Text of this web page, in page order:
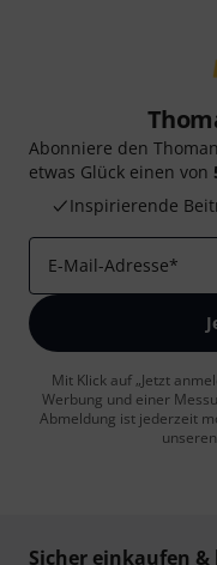
Abonniere den
etwas Glück einen von
Inspirierende
E-Mail-Adresse*
Mit Klick auf „Jetzt
Werbung und einer
Abmeldung ist jederzeit
unseren
Sicher einkaufen &